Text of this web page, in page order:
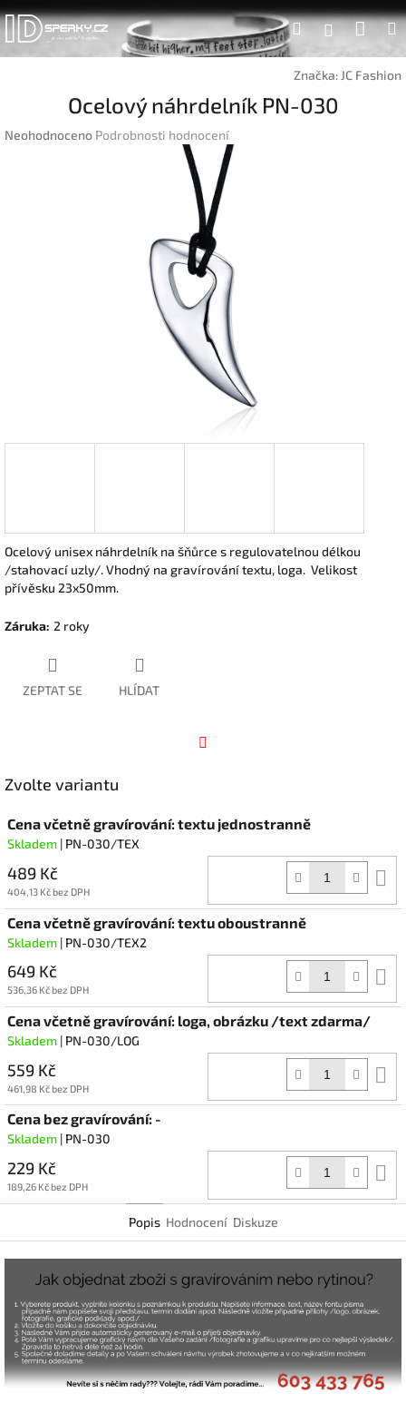
Přejít
na
obsah
Hledat
Značka: JC Fashion
Ocelový náhrdelník PN-030
Průměrné
Neohodnoceno Podrobnosti hodnocení
Ocelový unisex náhrdelník na šňůrce s regulovatelnou délkou
/stahovací uzly/. Vhodný na gravírování textu, loga. Velikost
přívěsku 23x50mm.
Záruka: 2 roky
ZEPTAT SE HLÍDAT
Zvolte variantu
Cena včetně gravírování: textu jednostranně
Skladem | PN-030/TEX
489 Kč
404,13 Kč bez DPH
Cena včetně gravírování: textu oboustranně
Skladem | PN-030/TEX2
649 Kč
536,36 Kč bez DPH
Cena včetně gravírování: loga, obrázku /text zdarma/
Skladem | PN-030/LOG
559 Kč
461,98 Kč bez DPH
Cena bez gravírování: -
Skladem | PN-030
229 Kč
189,26 Kč bez DPH
Popis Hodnocení Diskuze